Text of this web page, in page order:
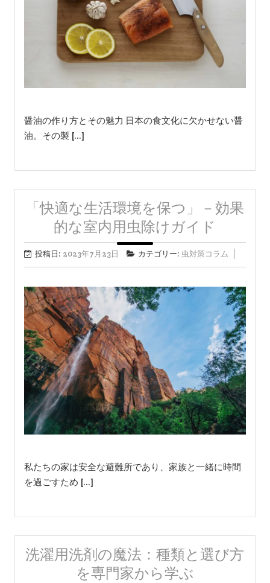
醤油の作り方とその魅力 日本の食文化に欠かせない醤
油。その製 […]
「快適な生活環境を保つ」－効果
的な室内用虫除けガイド
投稿日: 2023年7月23日 カテゴリー: 虫対策コラム
私たちの家は安全な避難所であり、家族と一緒に時間
を過ごすため […]
洗濯用洗剤の魔法：種類と選び方
を専門家から学ぶ